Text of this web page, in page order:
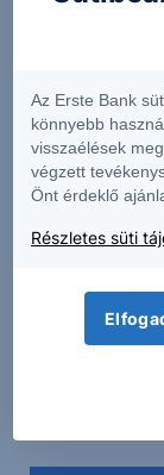
Szakértőink
hátteréről,
döntéseket
A podcastban
Hungary Zrt.,
Alapkezelő
bejegyzés
vagy
Az Erste Bank
könnyebb
visszaélések
végzett
Önt érdeklő
Részletes süti